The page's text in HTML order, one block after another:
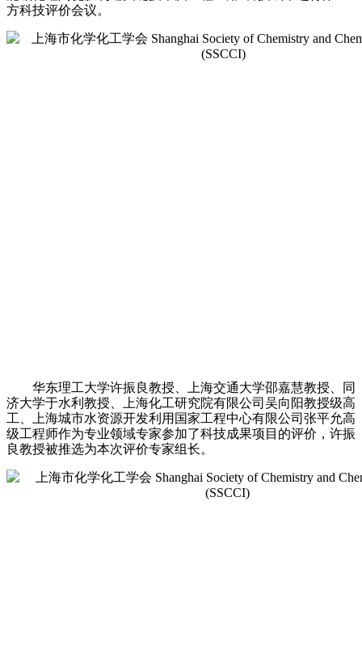
方科技评价会议。
华东理工大学许振良教授、上海交通大学邵嘉慧教授、同
济大学于水利教授、上海化工研究院有限公司吴向阳教授级高
工、上海城市水资源开发利用国家工程中心有限公司张平允高
级工程师作为专业领域专家参加了科技成果项目的评价，许振
良教授被推选为本次评价专家组长。